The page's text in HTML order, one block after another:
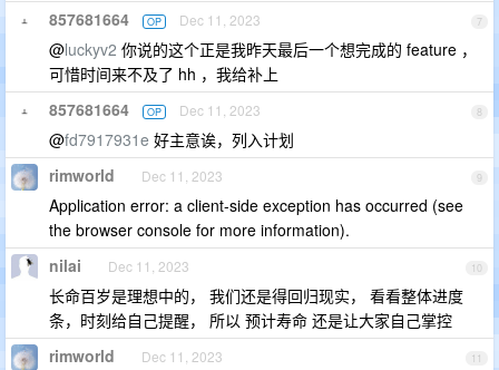
7
857681664 OP Dec 11, 2023
@luckyv2 你说的这个正是我昨天最后一个想完成的 feature ，
可惜时间来不及了 hh ，我给补上
8
857681664 OP Dec 11, 2023
@fd7917931e 好主意诶，列入计划
9
rimworld Dec 11, 2023
Application error: a client-side exception has occurred (see
the browser console for more information).
10
nilai Dec 11, 2023
长命百岁是理想中的， 我们还是得回归现实， 看看整体进度
条，时刻给自己提醒， 所以 预计寿命 还是让大家自己掌控
11
rimworld Dec 11, 2023